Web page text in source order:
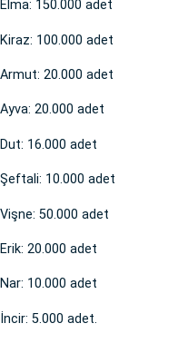
Elma: 150.000 adet
Kiraz: 100.000 adet
Armut: 20.000 adet
Ayva: 20.000 adet
Dut: 16.000 adet
Şeftali: 10.000 adet
Vişne: 50.000 adet
Erik: 20.000 adet
Nar: 10.000 adet
İncir: 5.000 adet.